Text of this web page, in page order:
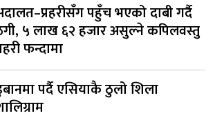
पहुँच भएको दाबी गर्दै
५ लाख ६२ हजार असुल्ने कपिलवस्तु
फन्दामा
पर्दै एसियाकै ठुलो शिला